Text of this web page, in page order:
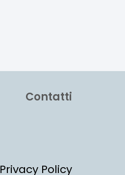
Contatti
Privacy Policy